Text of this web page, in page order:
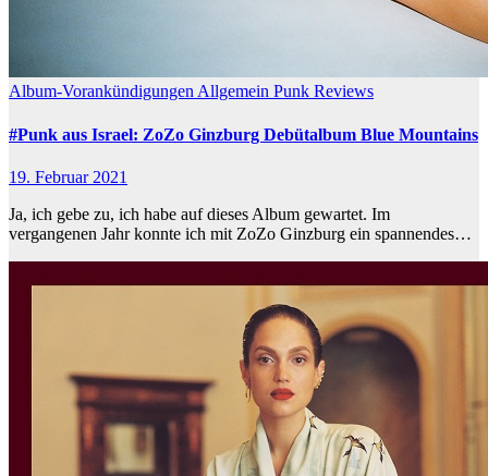
Album-VorankündigungenAllgemein Punk Reviews
#Punk aus Israel: ZoZo Ginzburg Debütalbum Blue Mountains
19. Februar 2021
Ja, ich gebe zu, ich habe auf dieses Album gewartet. Im
vergangenen Jahr konnte ich mit ZoZo Ginzburg ein spannendes…